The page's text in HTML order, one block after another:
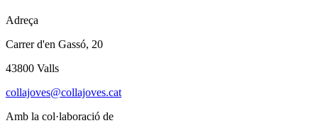
Adreça
Carrer d'en Gassó, 20
43800 Valls
collajoves@collajoves.cat
Amb la col·laboració de